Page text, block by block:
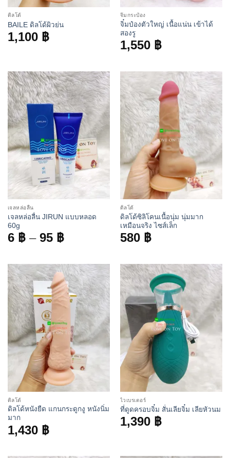
ดิลโด้
BAILE ดิลโด้ผิวย่น
1,100 ฿
จิ๋มกระป๋อง
จิ๋มป๋องตัวใหญ่ เนื้อแน่น เข้าได้
สองรู
1,550 ฿
เจลหล่อลื่น
เจลหล่อลื่น JIRUN แบบหลอด
60g
6 ฿ – 95 ฿Price
6 ฿
through
95 ฿
ดิลโด้
ดิลโด้ซิลิโคนเนื้อนุ่ม นุ่มมาก
เหมือนจริง ไซส์เล็ก
580 ฿
ดิลโด้
ดิลโด้หนังยืด แกนกระดูกงู หนังนิ่ม
มาก
1,430 ฿
ไวเบรเตอร์
ที่ดูดครอบจิ๋ม สั่นเลียจิ๋ม เลียหัวนม
1,390 ฿